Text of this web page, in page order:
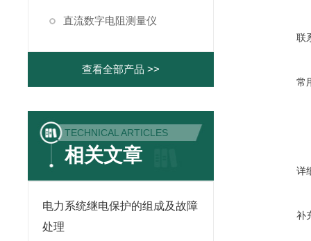
直流数字电阻测量仪
查看全部产品 >>
TECHNICAL ARTICLES
相关文章
电力系统继电保护的组成及故障
处理
联
常
详
补